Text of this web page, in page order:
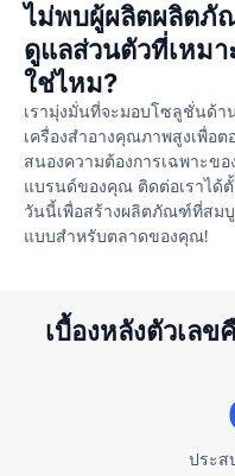
ไม่พบผู้ผลิตผลิตภั
ดูแลส่วนตัวที่เหมา
ใช่ไหม?
เรามุ่งมั่นที่จะมอบโซลูชั่นด้า
เครื่องสำอางคุณภาพสูงเพื่อต
สนองความต้องการเฉพาะขอ
แบรนด์ของคุณ ติดต่อเราได้
วันนี้เพื่อสร้างผลิตภัณฑ์ที่สม
แบบสำหรับตลาดของคุณ!
เบื้องหลังตัวเล
ประส